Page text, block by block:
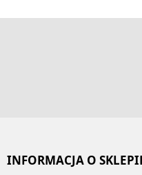
INFORMACJA O